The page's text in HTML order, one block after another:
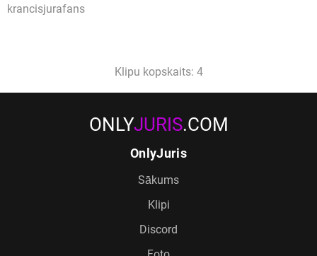
krancisjurafans
Klipu kopskaits: 4
ONLYJURIS.COM
OnlyJuris
Sākums
Klipi
Discord